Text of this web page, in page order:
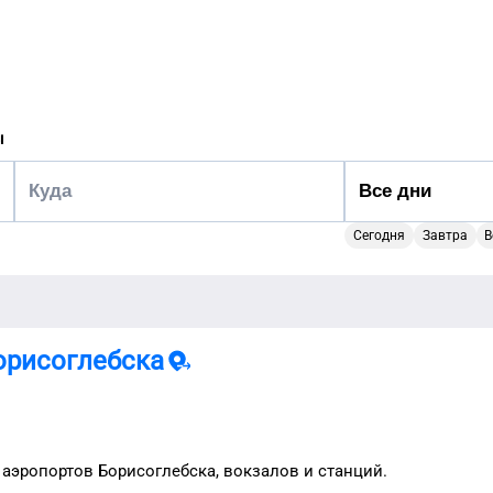
Сегодня Завтра
Борисоглебска, вокзалов и станций.